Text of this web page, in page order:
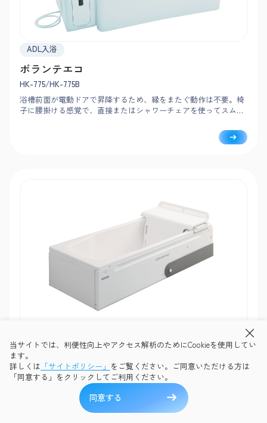
ADL入浴
ボランテエコ
HK-775/HK-775B
浴槽前面が電動ドアで昇降するため、縁をまたぐ動作は不要。椅
子に腰掛ける感覚で、直接またはシャワーチェアを使ってスムー
テヌート
HK-730L/R/A
直接入浴も、リフトによる搬送車入浴も可能。家庭のお風呂のよ
うにリラックスして入浴できます。最小2×2mの小さな浴室に設
置できるコンパクト設計。ユニットバスにも対応し、さまざまな
当サイトでは、利便性向上やアクセス解析のためにCookieを使用してい
ます。
詳しくは 「サイトポリシー」 をご覧ください。ご同意いただける方は
「同意する」をクリックしてご利用ください。
同意する